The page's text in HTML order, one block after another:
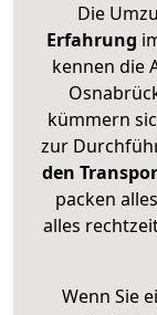
Die
Erfahrung
kennen die
kümmern
zur
den
packen
alles
Wenn Sie